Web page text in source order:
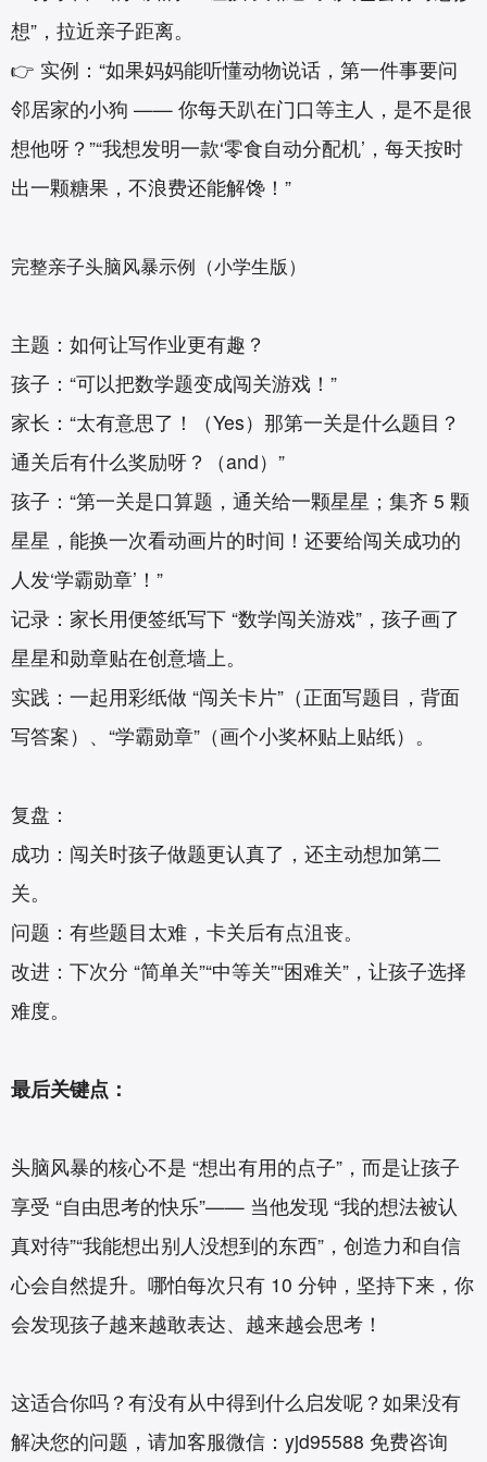
想”，拉近亲子距离。
👉 实例：“如果妈妈能听懂动物说话，第一件事要问
邻居家的小狗 —— 你每天趴在门口等主人，是不是很
想他呀？”“我想发明一款‘零食自动分配机’，每天按时
出一颗糖果，不浪费还能解馋！”
完整亲子头脑风暴示例（小学生版）
主题：如何让写作业更有趣？
孩子：“可以把数学题变成闯关游戏！”
家长：“太有意思了！（Yes）那第一关是什么题目？
通关后有什么奖励呀？（and）”
孩子：“第一关是口算题，通关给一颗星星；集齐 5 颗
星星，能换一次看动画片的时间！还要给闯关成功的
人发‘学霸勋章’！”
记录：家长用便签纸写下 “数学闯关游戏”，孩子画了
星星和勋章贴在创意墙上。
实践：一起用彩纸做 “闯关卡片”（正面写题目，背面
写答案）、“学霸勋章”（画个小奖杯贴上贴纸）。
复盘：
成功：闯关时孩子做题更认真了，还主动想加第二
关。
问题：有些题目太难，卡关后有点沮丧。
改进：下次分 “简单关”“中等关”“困难关”，让孩子选择
难度。
最后关键点：
头脑风暴的核心不是 “想出有用的点子”，而是让孩子
享受 “自由思考的快乐”—— 当他发现 “我的想法被认
真对待”“我能想出别人没想到的东西”，创造力和自信
心会自然提升。哪怕每次只有 10 分钟，坚持下来，你
会发现孩子越来越敢表达、越来越会思考！
这适合你吗？有没有从中得到什么启发呢？如果没有
解决您的问题，请加客服微信：yjd95588 免费咨询